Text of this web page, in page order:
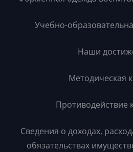
Учебно-
Наши
Методическая
Противодействие
Сведения о доходах,
обязательствах